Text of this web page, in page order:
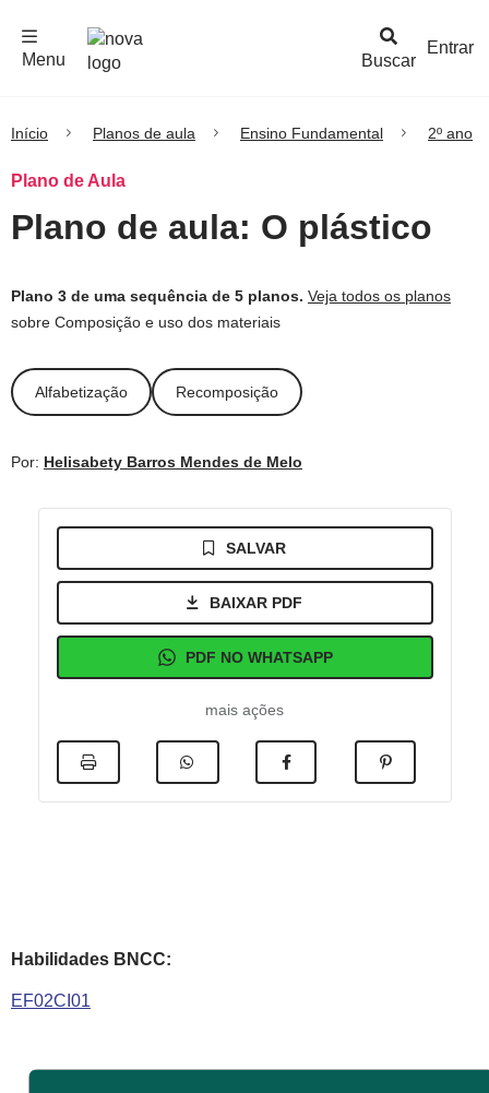
Buscar
Menu
Entrar
Início Planos de aula Ensino Fundamental 2º ano
Plano de Aula
Plano de aula: O plástico
Plano 3 de uma sequência de 5 planos. Veja todos os planos
sobre Composição e uso dos materiais
Alfabetização Recomposição
Por: Helisabety Barros Mendes de Melo
SALVAR
BAIXAR PDF
PDF NO WHATSAPP
mais ações
Habilidades BNCC:
EF02CI01